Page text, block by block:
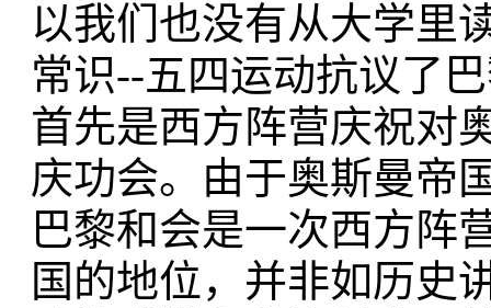
以我们也没有从大学里
常识--五四运动抗议了
首先是西方阵营庆祝对
庆功会。由于奥斯曼帝
巴黎和会是一次西方阵
国的地位，并非如历史